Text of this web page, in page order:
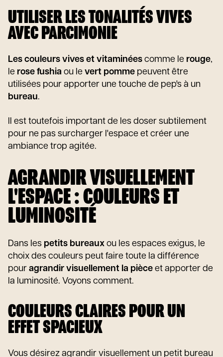
UTILISER LES TONALITÉS VIVES
AVEC PARCIMONIE
Les couleurs vives et vitaminées comme le rouge,
le rose fushia ou le vert pomme peuvent être
utilisées pour apporter une touche de pep's à un
bureau.
Il est toutefois important de les doser subtilement
pour ne pas surcharger l'espace et créer une
ambiance trop agitée.
AGRANDIR VISUELLEMENT
L'ESPACE : COULEURS ET
LUMINOSITÉ
Dans les petits bureaux ou les espaces exigus, le
choix des couleurs peut faire toute la différence
pour agrandir visuellement la pièce et apporter de
la luminosité. Voyons comment.
COULEURS CLAIRES POUR UN
EFFET SPACIEUX
Vous désirez agrandir visuellement un petit bureau